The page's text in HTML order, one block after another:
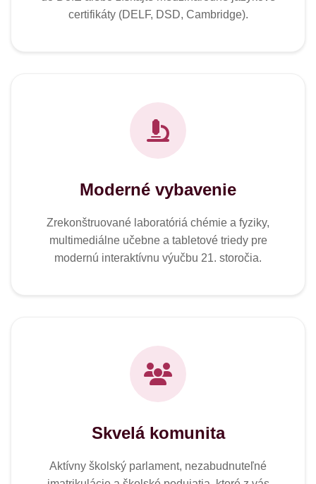
certifikáty (DELF, DSD, Cambridge).
Moderné vybavenie
Zrekonštruované laboratóriá chémie a fyziky,
multimediálne učebne a tabletové triedy pre
modernú interaktívnu výučbu 21. storočia.
Skvelá komunita
Aktívny školský parlament, nezabudnuteľné